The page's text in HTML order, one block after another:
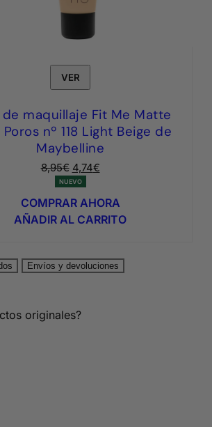
VER
de maquillaje Fit Me Matte
nº 118 Light Beige de
Maybelline
8,95€ El
precio
original
era:
8,95€.
4,74€El
actual
es:
4,74€.
NUEVO
COMPRAR AHORA
AÑADIR AL CARRITO
Envíos y devoluciones
originales?